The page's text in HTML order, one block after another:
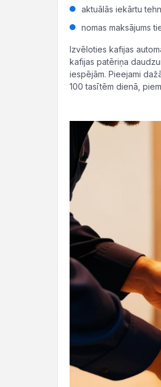
aktuālās iekārtu
nomas maksājums
Izvēloties kafijas
kafijas patēriņa
iespējām. Pieejami
100 tasītēm dienā,